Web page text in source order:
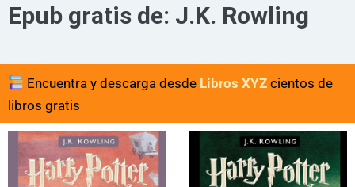
Epub gratis de: J.K. Rowling
Encuentra y descarga desde Libros XYZcientos de
libros gratis